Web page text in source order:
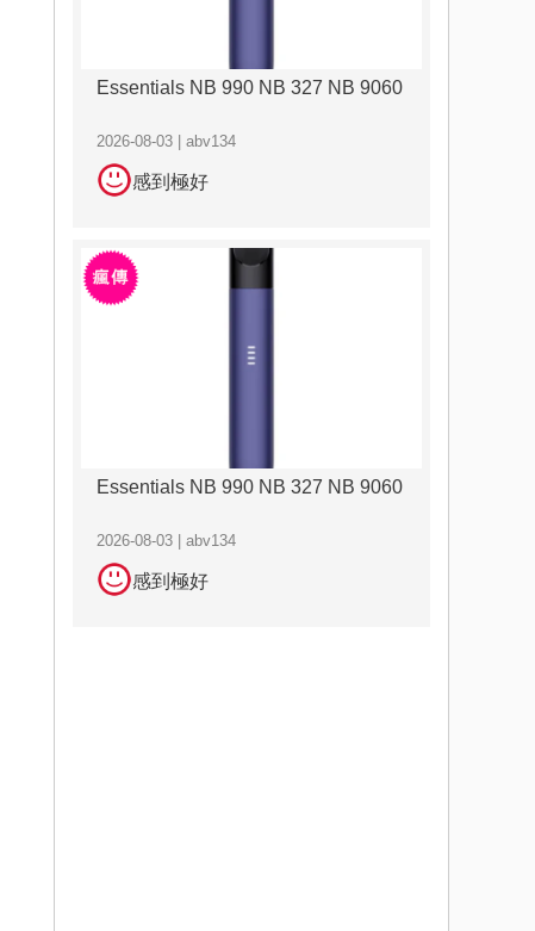
Essentials NB 990 NB 327 NB 9060
2026-08-03 | abv134
感到極好
Essentials NB 990 NB 327 NB 9060
2026-08-03 | abv134
感到極好